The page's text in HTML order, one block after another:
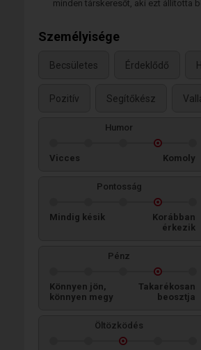
minden társkeresőt, aki ezt állította
Személyisége
Becsületes Érdeklődő
Pozitív Segítőkész
Humor
Vicces Komoly
Pontosság
Mindig késik
Korábban
érkezik
Pénz
Könnyen jön,
könnyen megy
Takarékosan
beosztja
Öltözködés